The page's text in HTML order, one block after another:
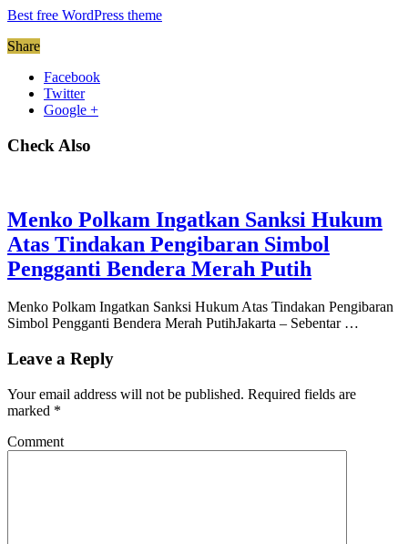
Best free WordPress theme
Share
Facebook
Twitter
Google +
Check Also
Menko Polkam Ingatkan Sanksi Hukum
Atas Tindakan Pengibaran Simbol
Pengganti Bendera Merah Putih
Menko Polkam Ingatkan Sanksi Hukum Atas Tindakan Pengibaran
Simbol Pengganti Bendera Merah PutihJakarta – Sebentar …
Leave a Reply
Your email address will not be published. Required fields are
marked *
Comment